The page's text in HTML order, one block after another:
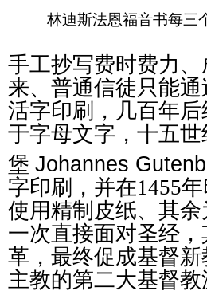
林迪斯法恩福音书每三
手工抄写费时费力
来、普通信徒只能
活字印刷，几百年
于字母文字，十五
堡 Johannes
字印刷，并在1455
使用精制皮纸、其
一次直接面对圣经
革，最终促成基督
主教的第二大基督教